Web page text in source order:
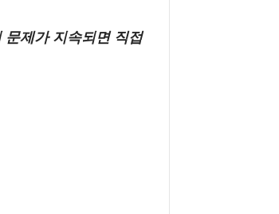
제가 지속되면 직접